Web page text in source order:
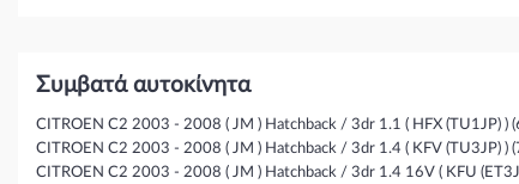
Συμβατά αυτοκίνητα
CITROEN C2 2003 - 2008 ( JM ) Hatchback / 3dr 1.1 ( HFX (TU1JP) )
CITROEN C2 2003 - 2008 ( JM ) Hatchback / 3dr 1.4 ( KFV (TU3JP) )
CITROEN C2 2003 - 2008 ( JM ) Hatchback / 3dr 1.4 16V ( KFU